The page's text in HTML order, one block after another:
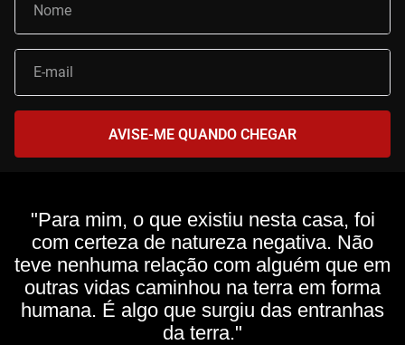
"Para mim, o que existiu nesta casa, foi
com certeza de natureza negativa. Não
teve nenhuma relação com alguém que em
outras vidas caminhou na terra em forma
humana. É algo que surgiu das entranhas
da terra."